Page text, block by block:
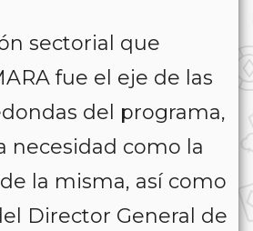
sectorial que
fue el eje de las
del programa,
necesidad como la
la misma, así como
Director General de